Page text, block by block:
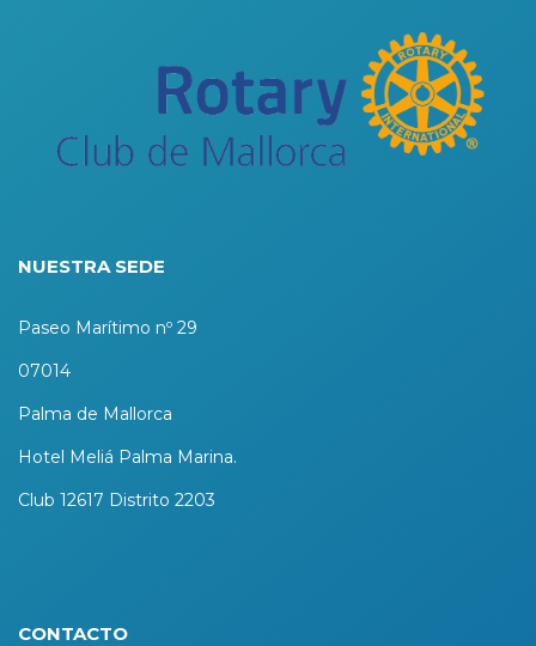
NUESTRA SEDE
Paseo Marítimo nº 29
07014
Palma de Mallorca
Hotel Meliá Palma Marina.
Club 12617 Distrito 2203
CONTACTO